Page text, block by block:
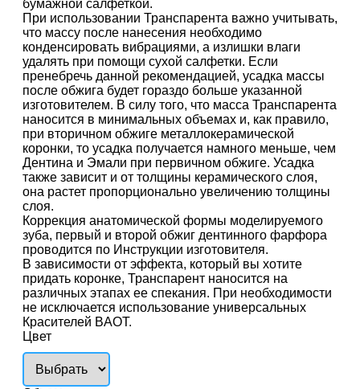
бумажной салфеткой.
При использовании Транспарента важно учитывать,
что массу после нанесения необходимо
конденсировать вибрациями, а излишки влаги
удалять при помощи сухой салфетки. Если
пренебречь данной рекомендацией, усадка массы
после обжига будет гораздо больше указанной
изготовителем. В силу того, что масса Транспарента
наносится в минимальных объемах и, как правило,
при вторичном обжиге металлокерамической
коронки, то усадка получается намного меньше, чем
Дентина и Эмали при первичном обжиге. Усадка
также зависит и от толщины керамического слоя,
она растет пропорционально увеличению толщины
слоя.
Коррекция анатомической формы моделируемого
зуба, первый и второй обжиг дентинного фарфора
проводится по Инструкции изготовителя.
В зависимости от эффекта, который вы хотите
придать коронке, Транспарент наносится на
различных этапах ее спекания. При необходимости
не исключается использование универсальных
Красителей BAOT.
Цвет